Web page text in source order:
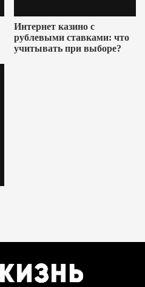
Интернет казино с
рублевыми ставками: что
учитывать при выборе?